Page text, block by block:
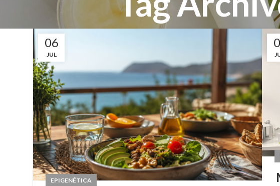
06
JUL
EPIGENÉTICA